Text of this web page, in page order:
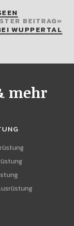
BEITRAG
WUPPERTAL
mehr